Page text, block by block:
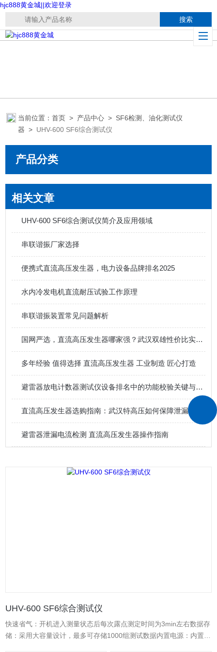
hjc888黄金城||欢迎登录
当前位置：首页 > 产品中心 > SF6检测、油化测试仪
器 > UHV-600 SF6综合测试仪
产品分类
相关文章
UHV-600 SF6综合测试仪简介及应用领域
串联谐振厂家选择
便携式直流高压发生器，电力设备品牌排名2025
水内冷发电机直流耐压试验工作原理
串联谐振装置常见问题解析
国网严选，直流高压发生器哪家强？武汉双雄性价比实测对比
多年经验 值得选择 直流高压发生器 工业制造 匠心打造
避雷器放电计数器测试仪设备排名中的功能校验关键与武汉特高压方案
避雷器泄漏电流检测 直流高压发生器操作指南
UHV-600 SF6综合测试仪
快速省气：开机进入测量状态后每次露点测定时间为3min左右数据存
储：采用大容量设计，最多可存储1000组测试数据内置电源：内置超